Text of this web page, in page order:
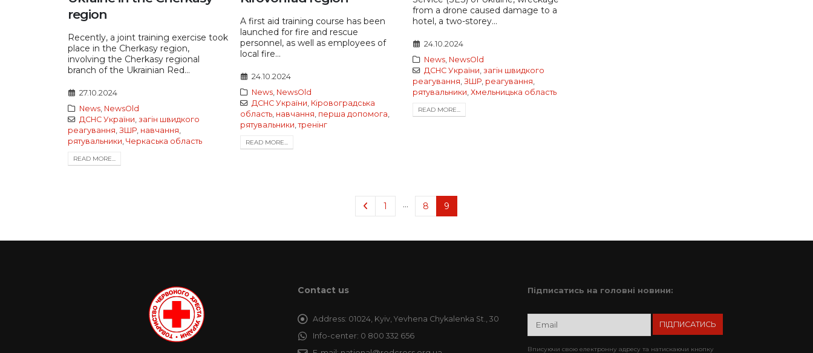
region
Recently, a joint training exercise took
place in the Cherkasy region,
involving the Cherkasy regional
branch of the Ukrainian Red...
27.10.2024
News, NewsOld
ДСНС України загін швидкого
реагування ЗШР навчання
рятувальники Черкаська область
READ MORE...
A first aid training course has been
launched for fire and rescue
personnel, as well as employees of
local fire...
24.10.2024
News, NewsOld
ДСНС України Кіровоградська
область навчання перша допомога
рятувальники ,тренінг
READ MORE...
from a drone caused damage to a
hotel, a two-storey...
24.10.2024
News, NewsOld
ДСНС України загін швидкого
реагування ЗШР реагування
рятувальники Хмельницька область
READ MORE...
1 … 8 9
Contact us
Address: 01024, Kyiv, Yevhena Chykalenka St., 30
Info-center: 0 800 332 656
Підписатись на головні новини:
Вписуючи свою електронну адресу та натискаючи кнопку